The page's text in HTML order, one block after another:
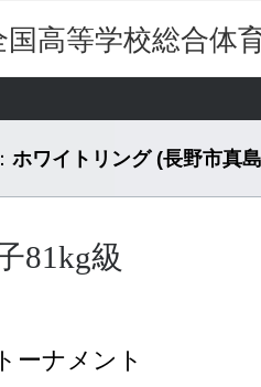
国高等学校総合体
ホワイトリング (長野市真
81kg級
ーナメント